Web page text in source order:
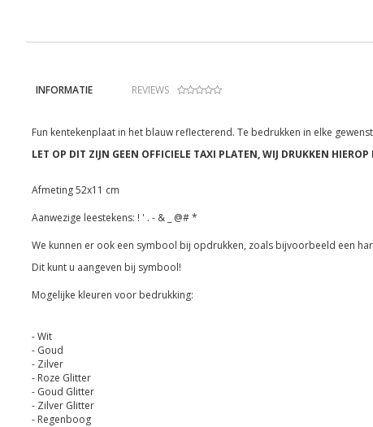
INFORMATIE REVIEWS
Fun kentekenplaat in het blauw reflecterend. Te bedrukken in elke
LET OP DIT ZIJN GEEN OFFICIELE TAXI PLATEN, WIJ DRUKKEN
Afmeting 52x11 cm
Aanwezige leestekens: ! ' . - & _ @# *
We kunnen er ook een symbool bij opdrukken, zoals bijvoorbeeld een
Dit kunt u aangeven bij symbool!
Mogelijke kleuren voor bedrukking:
- Wit
- Goud
- Zilver
- Roze Glitter
- Goud Glitter
- Zilver Glitter
- Regenboog